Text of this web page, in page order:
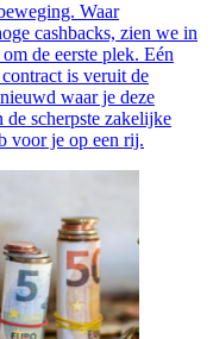
Waar
cashbacks, zien we in
de eerste plek. Eén
is veruit de
waar je deze
scherpste zakelijke
voor je op een rij.